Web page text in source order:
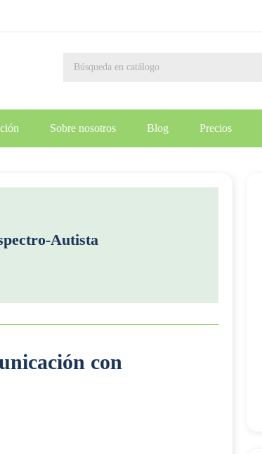
Sobre nosotros Blog Precios
Autista
con